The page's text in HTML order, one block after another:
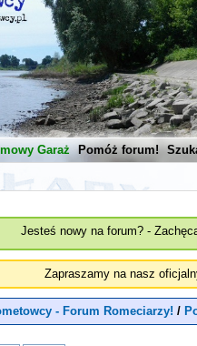
Garaż Pomóż forum!
Jesteś nowy na forum? -
Zapraszamy na nasz
- Forum Romeciarzy! /